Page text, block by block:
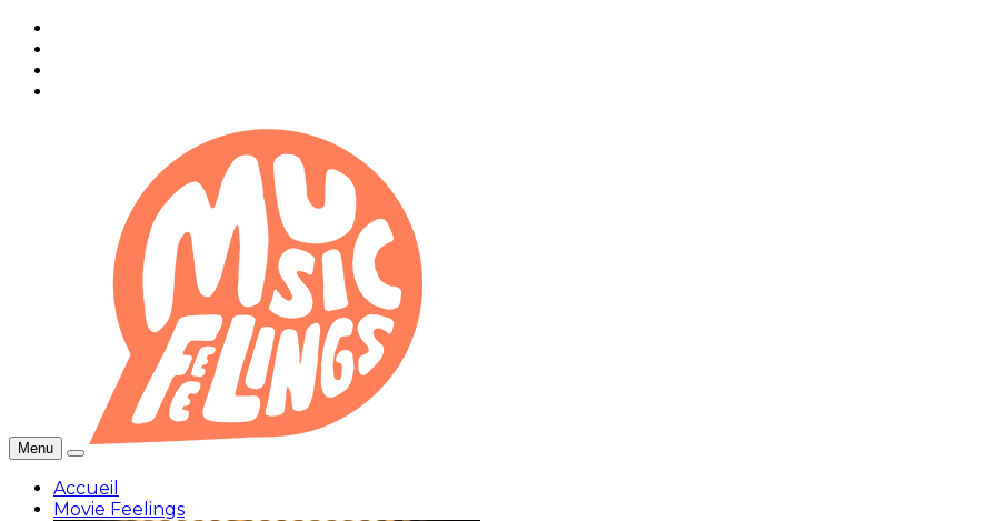
Menu
Accueil
Movie Feelings